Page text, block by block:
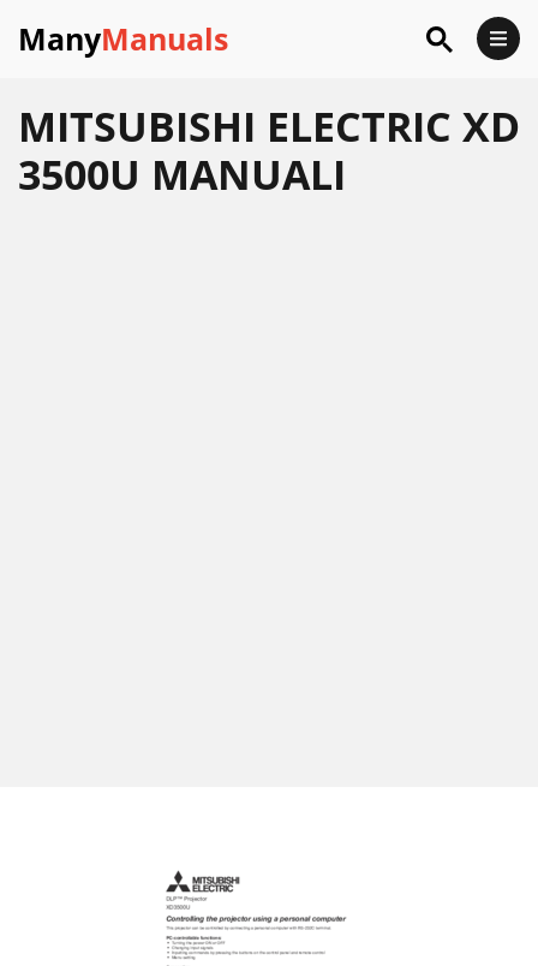
ManyManuals
MITSUBISHI ELECTRIC XD
3500U MANUALI